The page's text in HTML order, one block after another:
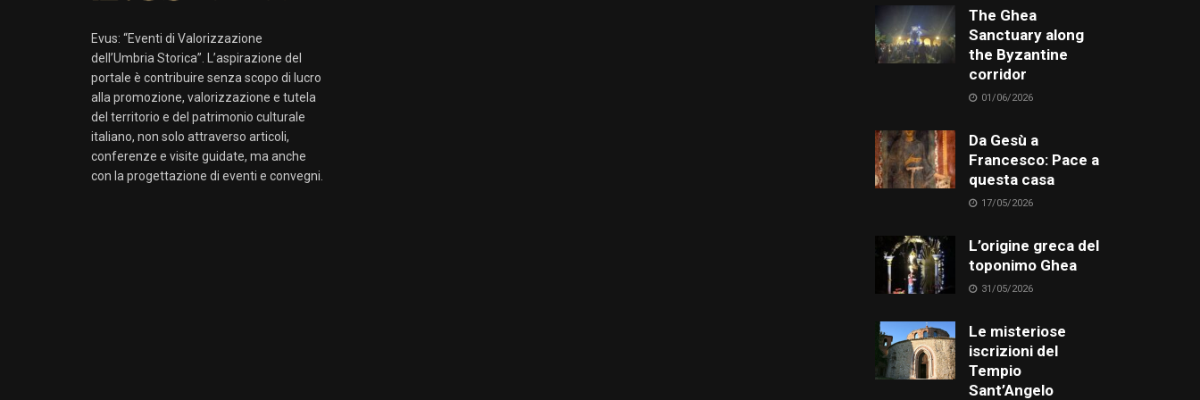
Evus: “Eventi di Valorizzazione
dell’Umbria Storica”. L’aspirazione del
portale è contribuire senza scopo di lucro
alla promozione, valorizzazione e tutela
del territorio e del patrimonio culturale
italiano, non solo attraverso articoli,
conferenze e visite guidate, ma anche
con la progettazione di eventi e convegni.
The Ghea
Sanctuary along
the Byzantine
corridor
01/06/2026
Da Gesù a
Francesco: Pace a
questa casa
17/05/2026
L’origine greca del
toponimo Ghea
31/05/2026
Le misteriose
iscrizioni del
Tempio
Sant’Angelo